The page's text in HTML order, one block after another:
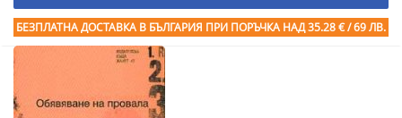
БЕЗПЛАТНА ДОСТАВКА В БЪЛГАРИЯ ПРИ ПОРЪЧКА НАД 35.28 € / 69 ЛВ.